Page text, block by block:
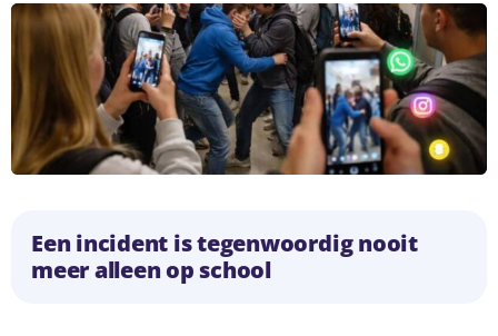
Een incident is tegenwoordig nooit
meer alleen op school